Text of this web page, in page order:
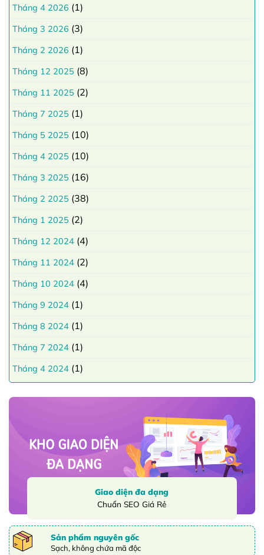
Tháng 4 2026 (1)
Tháng 3 2026 (3)
Tháng 2 2026 (1)
Tháng 12 2025 (8)
Tháng 11 2025 (2)
Tháng 7 2025 (1)
Tháng 5 2025 (10)
Tháng 4 2025 (10)
Tháng 3 2025 (16)
Tháng 2 2025 (38)
Tháng 1 2025 (2)
Tháng 12 2024 (4)
Tháng 11 2024 (2)
Tháng 10 2024 (4)
Tháng 9 2024 (1)
Tháng 8 2024 (1)
Tháng 7 2024 (1)
Tháng 4 2024 (1)
Giao diện đa dạng
Chuẩn SEO Giá Rẻ
Sản phẩm nguyên gốc
Sạch, không chứa mã độc